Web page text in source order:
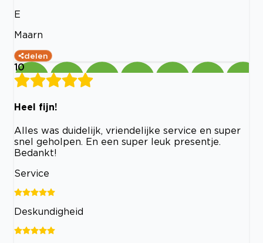
E
Maarn
delen
10
Heel fijn!
Alles was duidelijk, vriendelijke service en super
snel geholpen. En een super leuk presentje.
Bedankt!
Service
Deskundigheid